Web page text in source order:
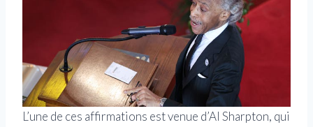
L’une de ces affirmations est venue d’Al Sharpton, qui